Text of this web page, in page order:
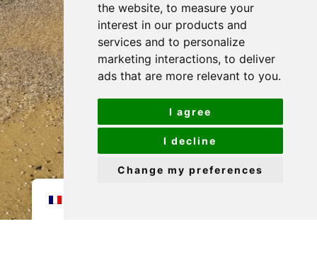
the website, to measure your
interest in our products and
services and to personalize
marketing interactions, to deliver
ads that are more relevant to you.
I agree
I decline
Change my preferences
DEMANDE